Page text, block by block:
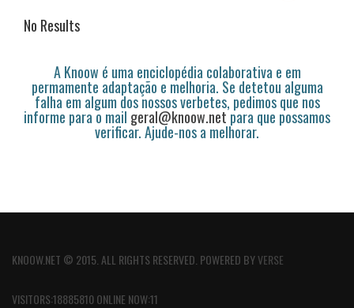
No Results
A Knoow é uma enciclopédia colaborativa e em
permamente adaptação e melhoria. Se detetou alguma
falha em algum dos nossos verbetes, pedimos que nos
informe para o mail geral@knoow.netpara que possamos
verificar. Ajude-nos a melhorar.
KNOOW.NET © 2015. ALL RIGHTS RESERVED. POWERED BYVERSE
VISITORS:18885810 ONLINE NOW:11